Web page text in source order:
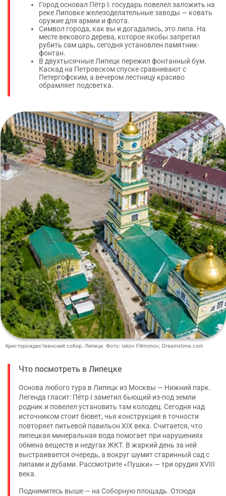
Город основал Пётр I: государь повелел заложить на
реке Липовке железоделательные заводы — ковать
оружие для армии и флота.
Символ города, как вы и догадались, это липа. На
месте векового дерева, которое якобы запретил
рубить сам царь, сегодня установлен памятник-
фонтан.
В двухтысячные Липецк пережил фонтанный бум.
Каскад на Петровском спуске сравнивают с
Петергофским, а вечером лестницу красиво
обрамляет подсветка.
Христорождественский собор. Липецк. Фото: Iakov Filimonov; Dreamstime.com
Что посмотреть в Липецке
Основа любого тура в Липецк из Москвы — Нижний парк.
Легенда гласит: Пётр I заметил бьющий из-под земли
родник и повелел установить там колодец. Сегодня над
источником стоит бювет, чья конструкция в точности
повторяет питьевой павильон XIX века. Считается, что
липецкая минеральная вода помогает при нарушениях
обмена веществ и недугах ЖКТ. В жаркий день за ней
выстраивается очередь, а вокруг шумит старинный сад с
липами и дубами. Рассмотрите «Пушки» — три орудия XVIII
века.
Поднимитесь выше — на Соборную площадь. Отсюда